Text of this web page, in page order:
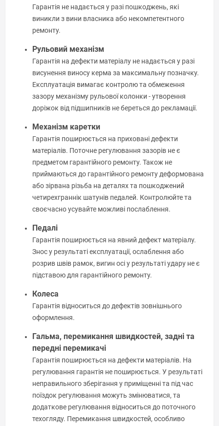
Гарантія не надається у разі пошкоджень, які
виникли з вини власника або некомпетентного
ремонту.
Рульовий механізм
Гарантія на дефекти матеріалу не надається у разі
висунення виносу керма за максимальну позначку.
Експлуатація вимагає контролю та обмеження
зазору механізму рульової колонки - утворення
доріжок від підшипників не береться до рекламації.
Механізм каретки
Гарантія поширюється на приховані дефекти
матеріалів. Поточне регулювання зазорів не є
предметом гарантійного ремонту. Також не
приймаються до гарантійного ремонту деформована
або зірвана різьба на деталях та пошкоджений
четирехграннік шатунів педалей. Контролюйте та
своєчасно усувайте можливі послаблення.
Педалі
Гарантія поширюється на явний дефект матеріалу.
Знос у результаті експлуатації, ослаблення або
розрив швів рамок, вигин осі у результаті удару не є
підставою для гарантійного ремонту.
Колеса
Гарантія відноситься до дефектів зовнішнього
оформлення.
Гальма, перемикання швидкостей, задні та
передні перемикачі
Гарантія поширюється на дефекти матеріалів. На
регулювання гарантія не поширюється. У результаті
неправильного зберігання у приміщенні та під час
поїздок регулювання можуть змінюватися, та
додаткове регулювання відноситься до поточного
техогляду. Перемикання швидкостей, особливо